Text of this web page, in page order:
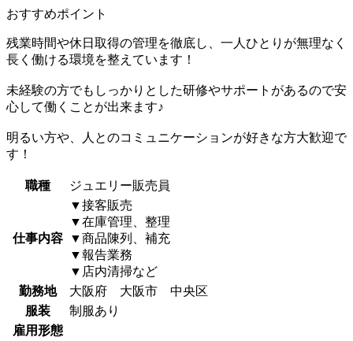
おすすめポイント
残業時間や休日取得の管理を徹底し、一人ひとりが無理なく
長く働ける環境を整えています！
未経験の方でもしっかりとした研修やサポートがあるので安
心して働くことが出来ます♪
明るい方や、人とのコミュニケーションが好きな方大歓迎で
す！
職種 ジュエリー販売員
仕事内容
▼接客販売
▼在庫管理、整理
▼商品陳列、補充
▼報告業務
▼店内清掃など
勤務地
大阪府 大阪市 中央区
服装
制服あり
雇用形態